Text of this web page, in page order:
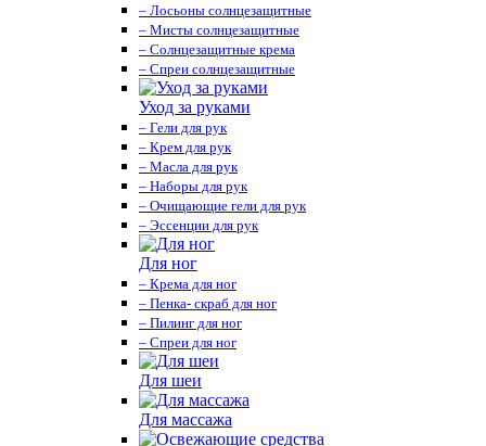
– Лосьоны солнцезащитные
– Мисты солнцезащитные
– Солнцезащитные крема
– Спреи солнцезащитные
Уход за руками
– Гели для рук
– Крем для рук
– Масла для рук
– Наборы для рук
– Очищающие гели для рук
– Эссенции для рук
Для ног
– Крема для ног
– Пенка- скраб для ног
– Пилинг для ног
– Спреи для ног
Для шеи
Для массажа